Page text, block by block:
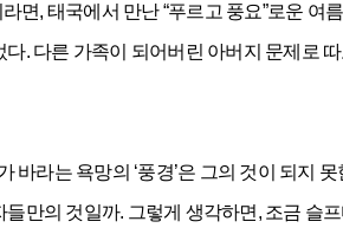
면, 태국에서 만난 “푸르고 풍요”로운 여
. 다른 가족이 되어버린 아버지 문제로
라는 욕망의 ‘풍경’은 그의 것이 되지 못
만의 것일까. 그렇게 생각하면, 조금 슬